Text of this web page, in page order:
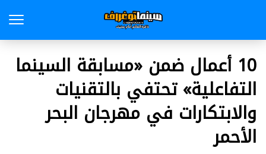
10 أعمال ضمن «مسابقة السينما
التفاعلية» تحتفي بالتقنيات
والابتكارات في مهرجان البحر
الأحمر